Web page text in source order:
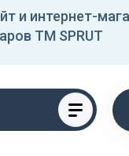
и интернет-
TM SPRUT